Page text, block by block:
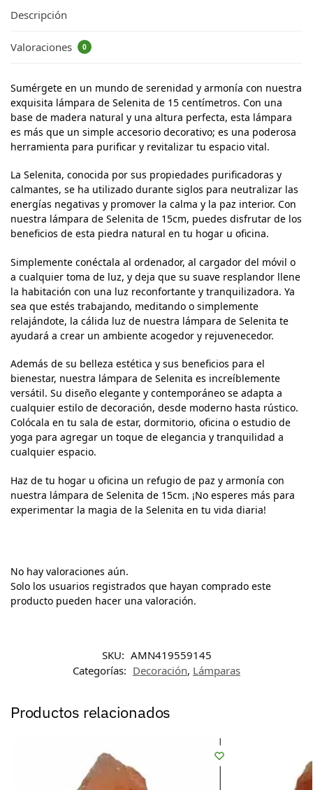
Descripción
Valoraciones 0
Sumérgete en un mundo de serenidad y armonía con nuestra
exquisita lámpara de Selenita de 15 centímetros. Con una
base de madera natural y una altura perfecta, esta lámpara
es más que un simple accesorio decorativo; es una poderosa
herramienta para purificar y revitalizar tu espacio vital.
La Selenita, conocida por sus propiedades purificadoras y
calmantes, se ha utilizado durante siglos para neutralizar las
energías negativas y promover la calma y la paz interior. Con
nuestra lámpara de Selenita de 15cm, puedes disfrutar de los
beneficios de esta piedra natural en tu hogar u oficina.
Simplemente conéctala al ordenador, al cargador del móvil o
a cualquier toma de luz, y deja que su suave resplandor llene
la habitación con una luz reconfortante y tranquilizadora. Ya
sea que estés trabajando, meditando o simplemente
relajándote, la cálida luz de nuestra lámpara de Selenita te
ayudará a crear un ambiente acogedor y rejuvenecedor.
Además de su belleza estética y sus beneficios para el
bienestar, nuestra lámpara de Selenita es increíblemente
versátil. Su diseño elegante y contemporáneo se adapta a
cualquier estilo de decoración, desde moderno hasta rústico.
Colócala en tu sala de estar, dormitorio, oficina o estudio de
yoga para agregar un toque de elegancia y tranquilidad a
cualquier espacio.
Haz de tu hogar u oficina un refugio de paz y armonía con
nuestra lámpara de Selenita de 15cm. ¡No esperes más para
experimentar la magia de la Selenita en tu vida diaria!
No hay valoraciones aún.
Solo los usuarios registrados que hayan comprado este
producto pueden hacer una valoración.
SKU: AMN419559145
Categorías: Decoración, Lámparas
Productos relacionados